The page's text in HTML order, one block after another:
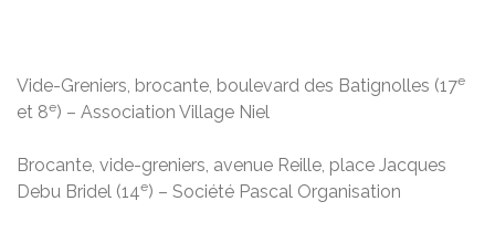
Vide-Greniers, brocante, boulevard des Batignolles (17e
et 8e) – Association Village Niel
Brocante, vide-greniers, avenue Reille, place Jacques
Debu Bridel (14e) – Société Pascal Organisation